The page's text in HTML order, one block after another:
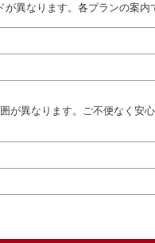
異なります。各プランの案内
異なります。ご不便なく安